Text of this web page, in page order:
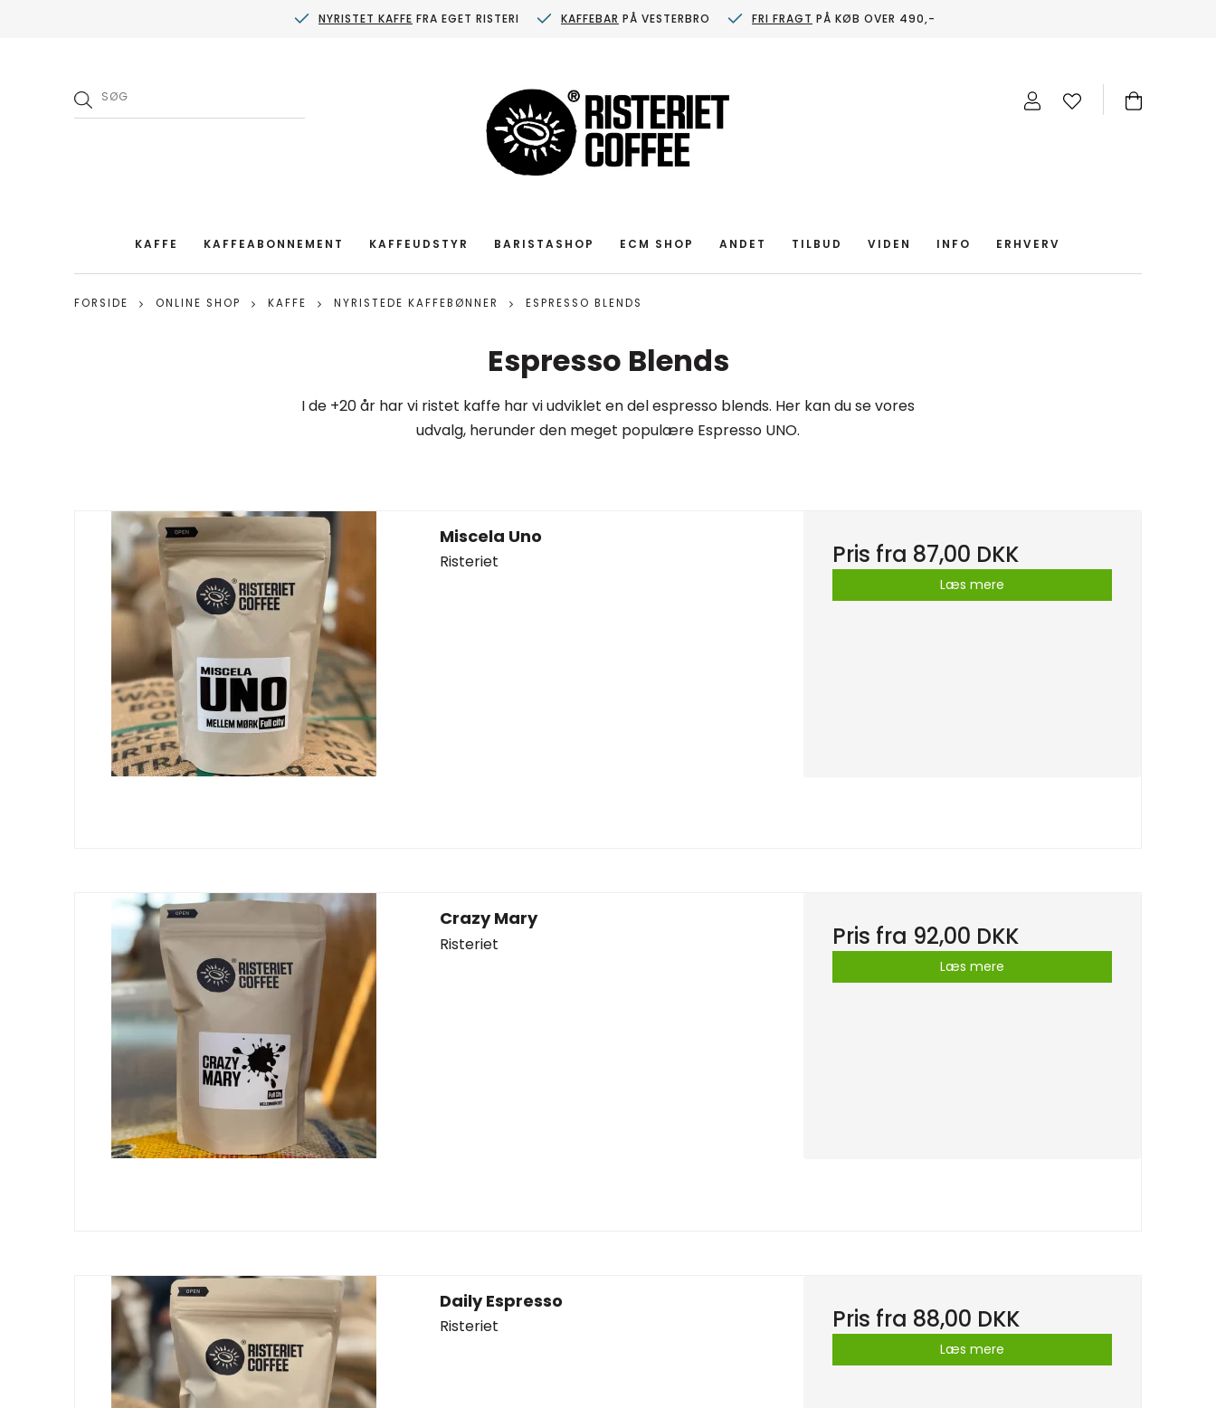
NYRISTET KAFFE FRA EGET RISTERI KAFFEBAR PÅ VESTERBRO FRI FRAGT PÅ KØB OVER 490,-
KAFFE KAFFEABONNEMENT KAFFEUDSTYR BARISTASHOP ECM SHOP ANDET TILBUD VIDEN INFO ERHVERV
FORSIDE ONLINE SHOP KAFFE NYRISTEDE KAFFEBØNNER ESPRESSO BLENDS
Espresso Blends
I de +20 år har vi ristet kaffe har vi udviklet en del espresso blends. Her kan du se vores
udvalg, herunder den meget populære Espresso UNO.
Miscela Uno
Risteriet Pris fra 87,00 DKK
Læs mere
Crazy Mary
Risteriet Pris fra 92,00 DKK
Læs mere
Daily Espresso
Risteriet Pris fra 88,00 DKK
Læs mere